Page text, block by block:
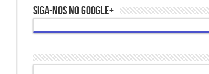
Siga-nos no Google+